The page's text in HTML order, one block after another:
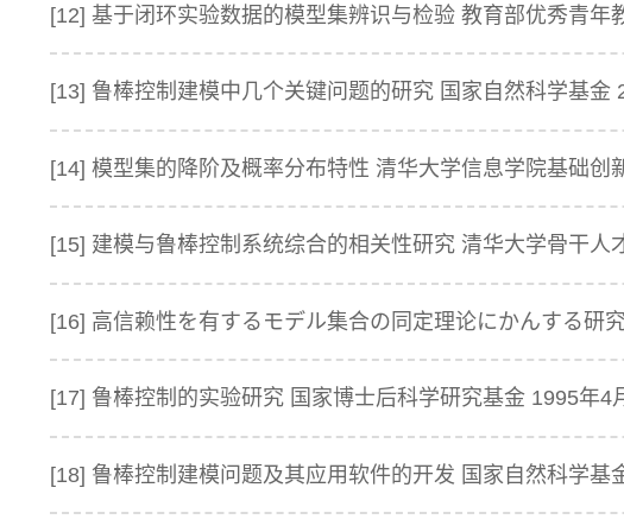
[12] 基于闭环实验数据的模型集辨识与检验 教育部优秀青年
[13] 鲁棒控制建模中几个关键问题的研究 国家自然科学基金
[14] 模型集的降阶及概率分布特性 清华大学信息学院基础创
[15] 建模与鲁棒控制系统综合的相关性研究 清华大学骨干人
[16] 高信赖性を有するモデル集合の同定理论にかんする研
[17] 鲁棒控制的实验研究 国家博士后科学研究基金 1995年4
[18] 鲁棒控制建模问题及其应用软件的开发 国家自然科学基